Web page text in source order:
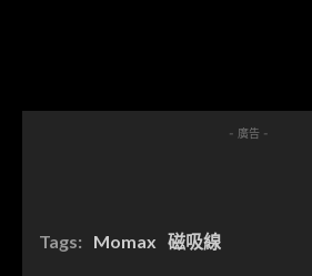
- 廣告 -
Tags: Momax 磁吸線